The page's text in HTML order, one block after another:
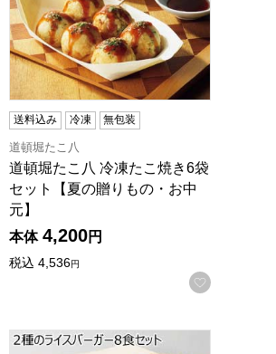
に入りに登録する
送料込み 冷凍 無包装
道頓堀たこ八
道頓堀たこ八 冷凍たこ焼き6袋
セット【夏の贈りもの・お中
元】
本体 4,200円
税込 4,536円
お気に入
】[SAS-30]
贈りもの・お中元】[RB10-M]
2種のライスバーガー8食セット【夏の